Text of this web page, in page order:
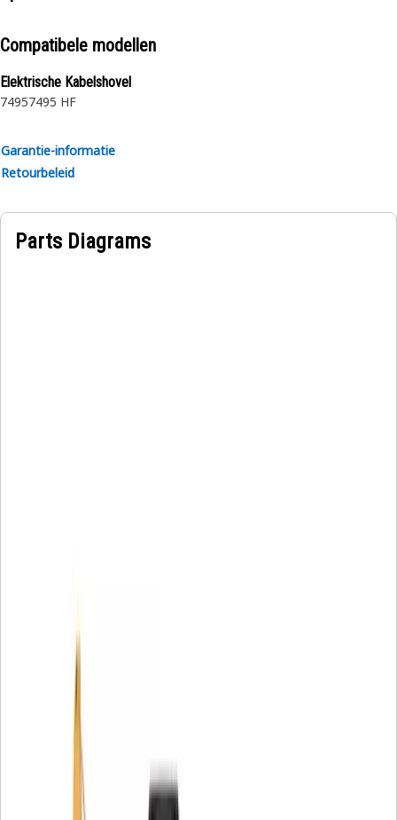
Compatibele modellen
Elektrische Kabelshovel
74957495 HF
Garantie-informatie
Retourbeleid
Parts Diagrams